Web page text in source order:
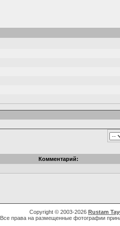
Комментарий:
Copyright © 2003-2026 Rustam
Все права на размещенные фотографии